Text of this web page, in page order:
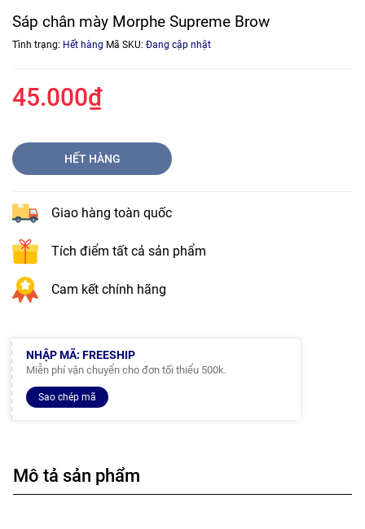
Sáp chân mày Morphe Supreme Brow
Tình trạng: Hết hàng Mã SKU: Đang cập nhật
45.000₫
HẾT HÀNG
Giao hàng toàn quốc
Tích điểm tất cả sản phẩm
Cam kết chính hãng
NHẬP MÃ: FREESHIP
Miễn phí vận chuyển cho đơn tối thiểu 500k.
Sao chép mã
Mô tả sản phẩm